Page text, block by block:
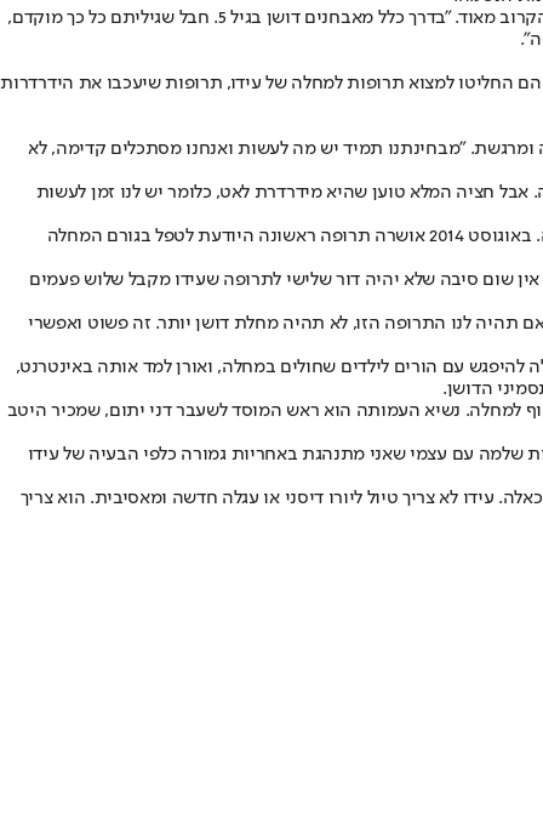
"תהיה לעידו ילדות רגילה?" שאל אורן את הנוירולוג שישב מולם, וזה ענה להם: "תהיה לו ועוד איך ילדות רגילה", אך מיד הוסיף שהבעיות יתגלו בעתיד הקרוב מאוד. "בדרך כלל מאבחנים דושן בגיל 5. חבל שגיליתם כל כך מוקדם,
החליטו למצוא תרופות למחלה של עידו, תרופות שיעכבו את הידרדרות
"מבחינתנו תמיד יש מה לעשות ואנחנו מסתכלים קדימה, לא
חציה המלא טוען שהיא מידרדרת לאט, כלומר יש לנו זמן לעשות
"ב־1986 הצליחו להבין מה פוגע ברצף הגנטי של השריר ומה גורם למחלה. הגורם למחלת הדושן ידוע, זה אומר שחצי מהדרך אל הפתרון שלה כבר נעשה. באוגוסט 2014 אושרה תרופה ראשונה היודעת לטפל בגורם המחלה
שום סיבה שלא יהיה דור שלישי לתרופה שעידו מקבל שלוש פעמים
תהיה לנו התרופה הזו, לא תהיה מחלת דושן יותר. זה פשוט ואפשרי
6, ילדה בריאה לחלוטין. עוד בסוף היריונה הילה החלה להיפגש עם הורים לילדים שחולים במחלה, ואורן למד אותה באינטרנט,
הדושן.
לשים סוף למחלה. נשיא העמותה הוא ראש המוסד לשעבר דני יתום, שמכיר היטב
שלמה עם עצמי שאני מתנהגת באחריות גמורה כלפי הבעיה של עידו
עידו לא צריך טיול ליורו דיסני או עגלה חדשה ומאסיבית. הוא צריך